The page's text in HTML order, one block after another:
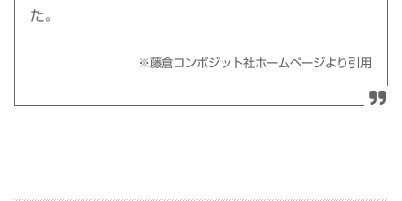
た。
※藤倉コンポジット社ホームページより引用